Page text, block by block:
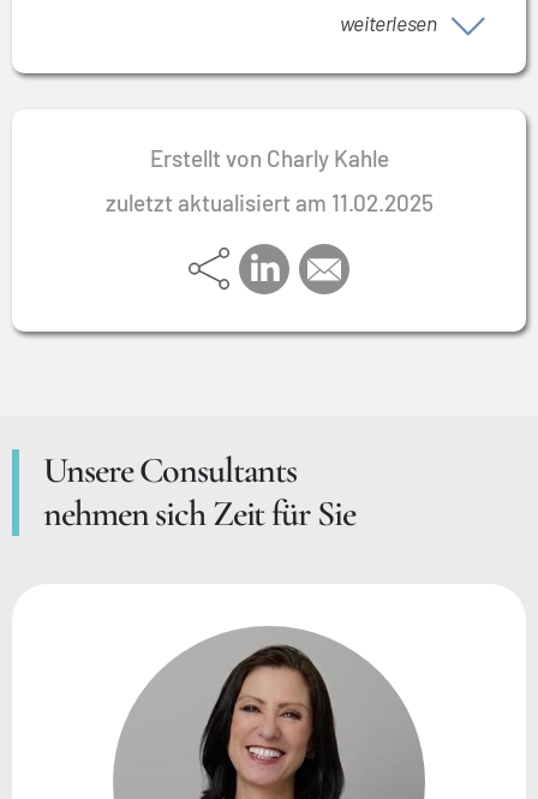
weiterlesen
Erstellt von Charly Kahle
zuletzt aktualisiert am 11.02.2025
Unsere Consultants
nehmen sich Zeit für Sie